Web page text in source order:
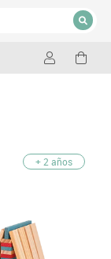
CERRAR
+ 2 años